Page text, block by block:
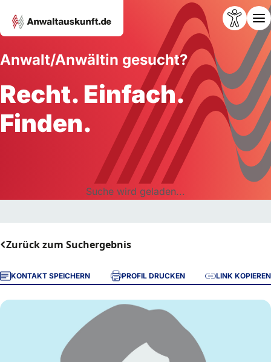
Anwalt/Anwältin gesucht?
Recht. Einfach.
Finden.
Suche wird geladen...
Zurück zum Suchergebnis
KONTAKT SPEICHERN PROFIL DRUCKEN LINK KOPIEREN